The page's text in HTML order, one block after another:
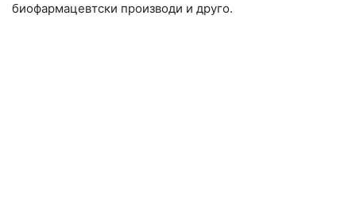
биофармацевтски производи и друго.